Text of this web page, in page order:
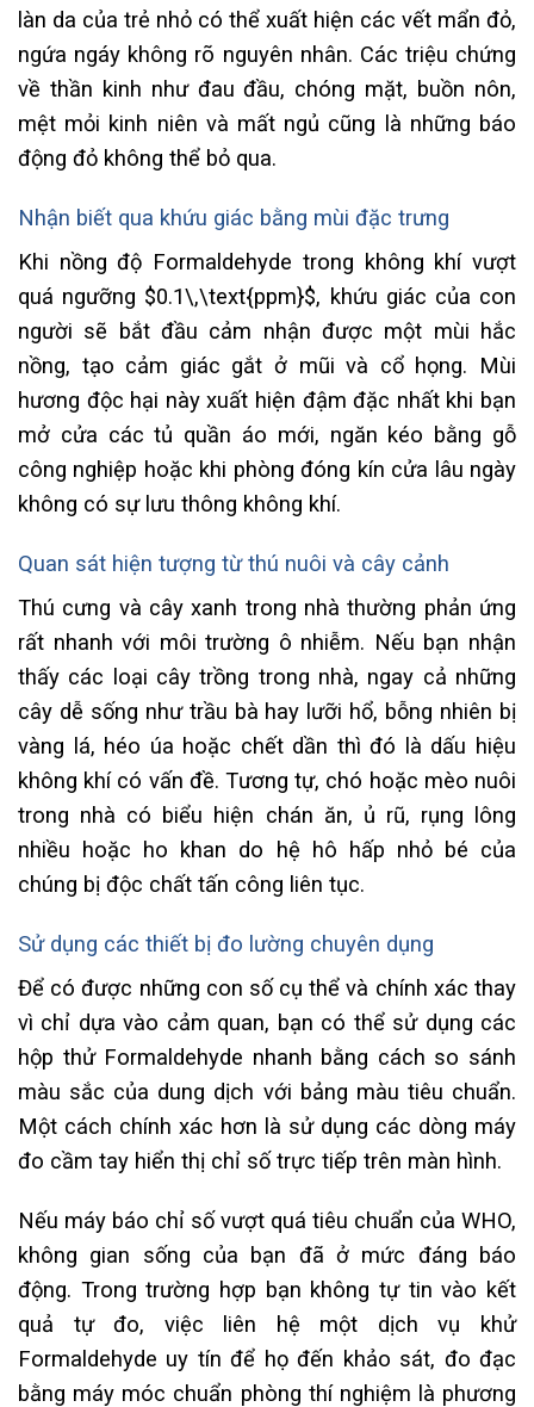
làn da của trẻ nhỏ có thể xuất hiện các vết mẩn đỏ,
ngứa ngáy không rõ nguyên nhân. Các triệu chứng
về thần kinh như đau đầu, chóng mặt, buồn nôn,
mệt mỏi kinh niên và mất ngủ cũng là những báo
động đỏ không thể bỏ qua.
Nhận biết qua khứu giác bằng mùi đặc trưng
Khi nồng độ Formaldehyde trong không khí vượt
quá ngưỡng $0.1\,\text{ppm}$, khứu giác của con
người sẽ bắt đầu cảm nhận được một mùi hắc
nồng, tạo cảm giác gắt ở mũi và cổ họng. Mùi
hương độc hại này xuất hiện đậm đặc nhất khi bạn
mở cửa các tủ quần áo mới, ngăn kéo bằng gỗ
công nghiệp hoặc khi phòng đóng kín cửa lâu ngày
không có sự lưu thông không khí.
Quan sát hiện tượng từ thú nuôi và cây cảnh
Thú cưng và cây xanh trong nhà thường phản ứng
rất nhanh với môi trường ô nhiễm. Nếu bạn nhận
thấy các loại cây trồng trong nhà, ngay cả những
cây dễ sống như trầu bà hay lưỡi hổ, bỗng nhiên bị
vàng lá, héo úa hoặc chết dần thì đó là dấu hiệu
không khí có vấn đề. Tương tự, chó hoặc mèo nuôi
trong nhà có biểu hiện chán ăn, ủ rũ, rụng lông
nhiều hoặc ho khan do hệ hô hấp nhỏ bé của
chúng bị độc chất tấn công liên tục.
Sử dụng các thiết bị đo lường chuyên dụng
Để có được những con số cụ thể và chính xác thay
vì chỉ dựa vào cảm quan, bạn có thể sử dụng các
hộp thử Formaldehyde nhanh bằng cách so sánh
màu sắc của dung dịch với bảng màu tiêu chuẩn.
Một cách chính xác hơn là sử dụng các dòng máy
đo cầm tay hiển thị chỉ số trực tiếp trên màn hình.
Nếu máy báo chỉ số vượt quá tiêu chuẩn của WHO,
không gian sống của bạn đã ở mức đáng báo
động. Trong trường hợp bạn không tự tin vào kết
quả tự đo, việc liên hệ một dịch vụ khử
Formaldehyde uy tín để họ đến khảo sát, đo đạc
bằng máy móc chuẩn phòng thí nghiệm là phương